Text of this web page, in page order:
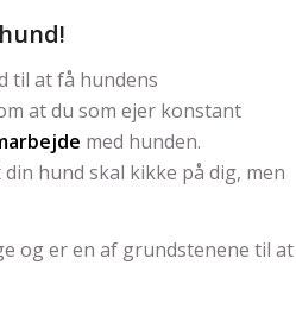
til at få hundens
at du som ejer konstant
med hunden.
hund skal kikke på dig, men
og er en af grundstenene til at